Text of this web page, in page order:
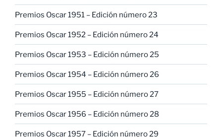
Premios Oscar 1951 – Edición número 23
Premios Oscar 1952 – Edición número 24
Premios Oscar 1953 – Edición número 25
Premios Oscar 1954 – Edición número 26
Premios Oscar 1955 – Edición número 27
Premios Oscar 1956 – Edición número 28
Premios Oscar 1957 – Edición número 29